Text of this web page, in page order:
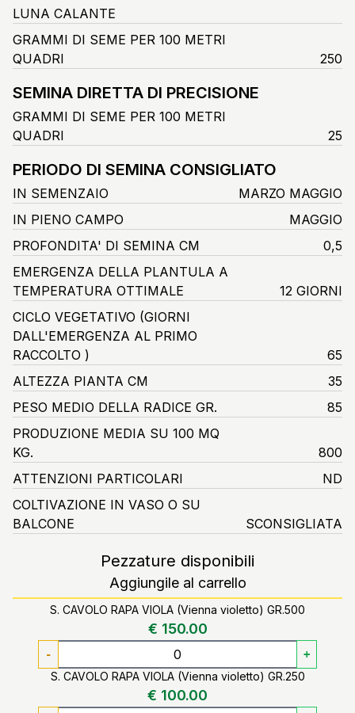
LUNA CALANTE
GRAMMI DI SEME PER 100 METRI
QUADRI
250
SEMINA DIRETTA DI PRECISIONE
GRAMMI DI SEME PER 100 METRI
QUADRI
25
PERIODO DI SEMINA CONSIGLIATO
IN SEMENZAIO
MARZO MAGGIO
IN PIENO CAMPO
MAGGIO
PROFONDITA' DI SEMINA CM
0,5
EMERGENZA DELLA PLANTULA A
TEMPERATURA OTTIMALE
12 GIORNI
CICLO VEGETATIVO (GIORNI
DALL'EMERGENZA AL PRIMO
RACCOLTO )
65
ALTEZZA PIANTA CM
35
PESO MEDIO DELLA RADICE GR.
85
PRODUZIONE MEDIA SU 100 MQ
KG.
800
ATTENZIONI PARTICOLARI
ND
COLTIVAZIONE IN VASO O SU
BALCONE
SCONSIGLIATA
Pezzature disponibili
Aggiungile al carrello
S. CAVOLO RAPA VIOLA (Vienna violetto) GR.500
€ 150.00
- +
S. CAVOLO RAPA VIOLA (Vienna violetto) GR.250
€ 100.00